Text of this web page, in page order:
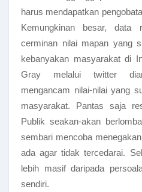
harus mendapatkan
Kemungkinan besar,
cerminan nilai mapan yang
kebanyakan masyarakat di
Gray melalui twitter
mengancam nilai-nilai yang
masyarakat. Pantas saja
Publik seakan-akan
sembari mencoba
ada agar tidak tercedarai.
lebih masif daripada
sendiri.